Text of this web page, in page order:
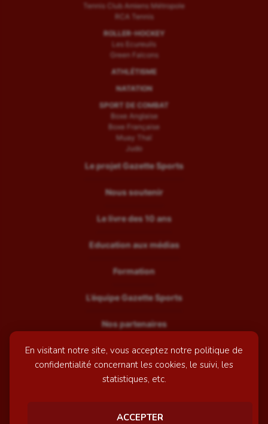
En visitant notre site, vous acceptez notre politique de
confidentialité concernant les cookies, le suivi, les
statistiques, etc.
ACCEPTER
Tennis Club Amiens Métropole
RCA Tennis
ROLLER-HOCKEY
Les Ecureuils
Green Falcons
ATHLÉTISME
NATATION
SPORT DE COMBAT
Boxe Anglaise
Boxe Française
Muay Thaï
Judo
Le projet Gazette Sports
Nous soutenir
Le livre des 10 ans
Education aux médias
Formation
L’équipe Gazette Sports
Nos partenaires
Recrutement
Mentions légales